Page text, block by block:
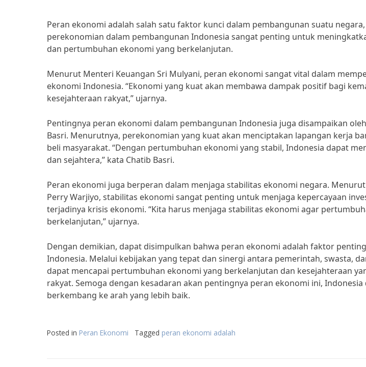
Peran ekonomi adalah salah satu faktor kunci dalam pembangunan suatu
perekonomian dalam pembangunan Indonesia sangat penting untuk
dan pertumbuhan ekonomi yang berkelanjutan.
Menurut Menteri Keuangan Sri Mulyani, peran ekonomi sangat vital dalam
ekonomi Indonesia. “Ekonomi yang kuat akan membawa dampak positif bagi
kesejahteraan rakyat,” ujarnya.
Pentingnya peran ekonomi dalam pembangunan Indonesia juga disampaikan
Basri. Menurutnya, perekonomian yang kuat akan menciptakan lapangan kerja
beli masyarakat. “Dengan pertumbuhan ekonomi yang stabil, Indonesia dapat
dan sejahtera,” kata Chatib Basri.
Peran ekonomi juga berperan dalam menjaga stabilitas ekonomi negara.
Perry Warjiyo, stabilitas ekonomi sangat penting untuk menjaga kepercayaan
terjadinya krisis ekonomi. “Kita harus menjaga stabilitas ekonomi agar
berkelanjutan,” ujarnya.
Dengan demikian, dapat disimpulkan bahwa peran ekonomi adalah faktor
Indonesia. Melalui kebijakan yang tepat dan sinergi antara pemerintah, swasta,
dapat mencapai pertumbuhan ekonomi yang berkelanjutan dan kesejahteraan
rakyat. Semoga dengan kesadaran akan pentingnya peran ekonomi ini,
berkembang ke arah yang lebih baik.
Posted in Peran Ekonomi Tagged peran ekonomi adalah